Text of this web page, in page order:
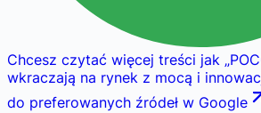
Chcesz czytać więcej treści jak „
wkraczają na rynek z mocą i
do preferowanych źródeł w Google